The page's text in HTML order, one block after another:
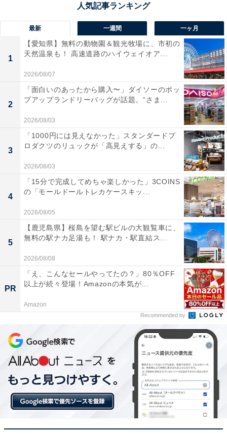
事務局に連絡するしかない
電話番号での認証ができないならば、事務局に対応して
もらうことになります。問い合わせができますが、その
1.本人確認書類の画像
2.メルカリに登録している情報
3.登録希望のメールアドレス・携帯電話番号
4.困ってる内容
本人確認書類はマイナンバーカードや運転免許証、パス
ポートなどです。
電話番号を変えたら早めに変更手続きを！
最新 一週間 一ヶ月
1
【愛知県】無料の動物園＆観光牧場に、市初の
天然温泉も！ 高速道路のハイウェイオア...
2026/08/07
2
「面白いのあったから購入〜」ダイソーのポッ
プアップランドリーバッグが話題。“さま...
2026/08/03
3
「1000円には見えなかった」スタンダードプ
ロダクツのリュックが「高見えする」の...
2026/08/03
4
「15分で完成してめちゃ楽しかった」3COINS
の「モールドールトレカケースキッ...
2026/08/05
5
【鹿児島県】桜島を望む駅ビルの大観覧車に、
無料の駅ナカ足湯も！ 駅ナカ・駅直結ス...
2026/08/08
PR
「え、こんなセールやってたの？」80％OFF
以上が続々登場！Amazonの本気が...
Amazon
Recommended by